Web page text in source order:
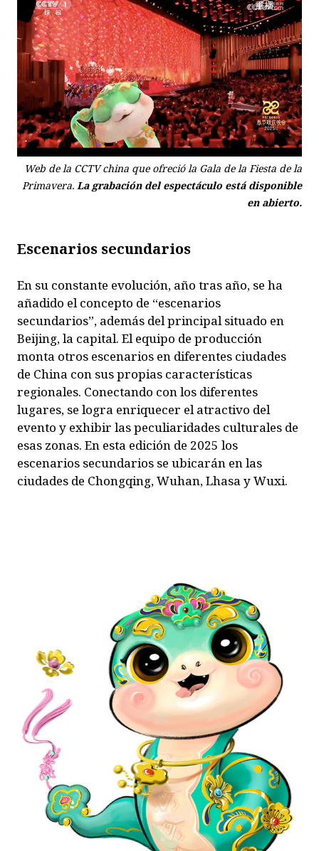
Web de la CCTV china que ofreció la Gala de la Fiesta de la
Primavera. La grabación del espectáculo está disponible
en abierto.
Escenarios secundarios
En su constante evolución, año tras año, se ha
añadido el concepto de “escenarios
secundarios”, además del principal situado en
Beijing, la capital. El equipo de producción
monta otros escenarios en diferentes ciudades
de China con sus propias características
regionales. Conectando con los diferentes
lugares, se logra enriquecer el atractivo del
evento y exhibir las peculiaridades culturales de
esas zonas. En esta edición de 2025 los
escenarios secundarios se ubicarán en las
ciudades de Chongqing, Wuhan, Lhasa y Wuxi.